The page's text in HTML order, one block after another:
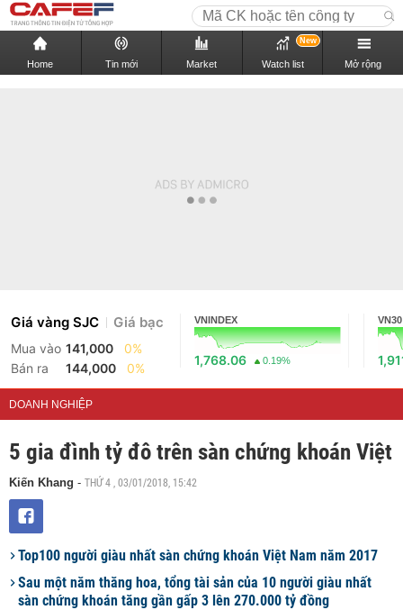
Home Tin mới Market Watch list
New
Mở rộng
Giá vàng SJC Giá bạc
Mua vào 141,000
0%
Bán ra
144,000 0%
VNINDEX
1,768.06 0.19%
VN30
DOANH NGHIỆP
5 gia đình tỷ đô trên sàn chứng khoán Việt
Kiến Khang - THỨ 4 , 03/01/2018, 15:42
Top100 người giàu nhất sàn chứng khoán Việt Nam năm 2017
Sau một năm thăng hoa, tổng tài sản của 10 người giàu nhất
sàn chứng khoán tăng gần gấp 3 lên 270.000 tỷ đồng